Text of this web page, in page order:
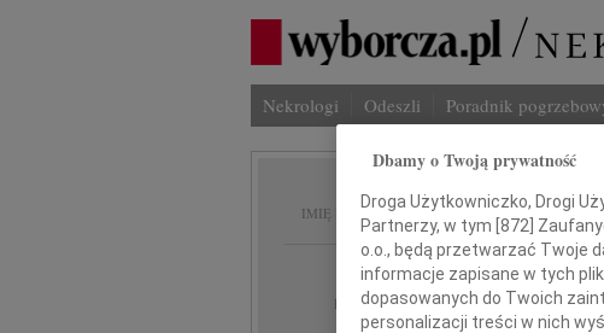
Nekrologi Odeszli Poradnik
IMIĘ I NAZWISKO: Nina
REGION: Warszawa
DATA EMISJI: 18.11.2025
Dbamy o Twoją prywatność
Droga Użytkowniczko, Drogi
Partnerzy, w tym [872]
o.o., będą przetwarzać Twoje
informacje zapisane w tych
dopasowanych do Twoich
personalizacji treści w nich